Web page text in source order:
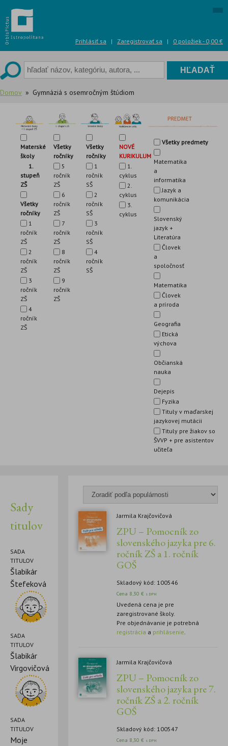
to
content
Prihlásiť sa | Zaregistrovať sa | 0 položiek - 0,00 €
Domov Gymnáziá s osemročným štúdiom
Materské
školy
1.
stupeň
ZŠ
Všetky
ročníky
1
ročník
ZŠ
2
ročník
ZŠ
3
ročník
ZŠ
4
ročník
ZŠ
Všetky
ročníky
5
ročník
ZŠ
6
ročník
ZŠ
7
ročník
ZŠ
8
ročník
ZŠ
9
ročník
ZŠ
Všetky
ročníky
1
ročník
SŠ
2
ročník
SŠ
3
ročník
SŠ
4
ročník
SŠ
NOVÉ
KURIKULUM
1.
cyklus
2.
cyklus
3.
cyklus
Všetky predmety
Matematika
a
informatika
Jazyk a
komunikácia
Slovenský
jazyk +
Literatúra
Človek
a
spoločnosť
Matematika
Človek
a príroda
Geografia
Etická
výchova
Občianská
nauka
Dejepis
Fyzika
Tituly v maďarskej
jazykovej mutácii
Tituly pre žiakov so
ŠVVP + pre asistentov
učiteľa
Sady
titulov
SADA
TITULOV
Šlabikár
Štefeková
SADA
TITULOV
Šlabikár
Virgovičová
SADA
TITULOV
Moje
Jarmila Krajčovičová
ZPU – Pomocník zo
slovenského jazyka pre 6.
ročník ZŠ a 1. ročník
GOŠ
Skladový kód: 100546
Cena 8,30€ s DPH
Uvedená cena je pre
zaregistrované školy.
Pre objednávanie je potrebná
registrácia a prihlásenie.
Jarmila Krajčovičová
ZPU – Pomocník zo
slovenského jazyka pre 7.
ročník ZŠ a 2. ročník
GOŠ
Skladový kód: 100547
Cena 8,30€ s DPH